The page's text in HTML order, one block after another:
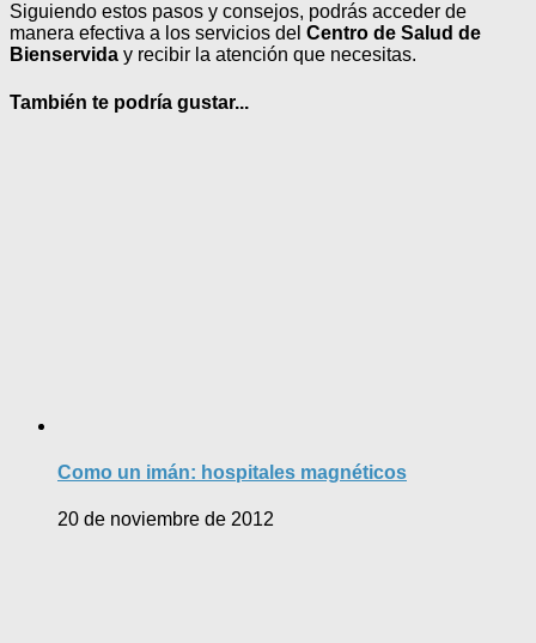
Siguiendo estos pasos y consejos, podrás acceder de
manera efectiva a los servicios del Centro de Salud de
Bienservida y recibir la atención que necesitas.
También te podría gustar...
Como un imán: hospitales magnéticos
20 de noviembre de 2012